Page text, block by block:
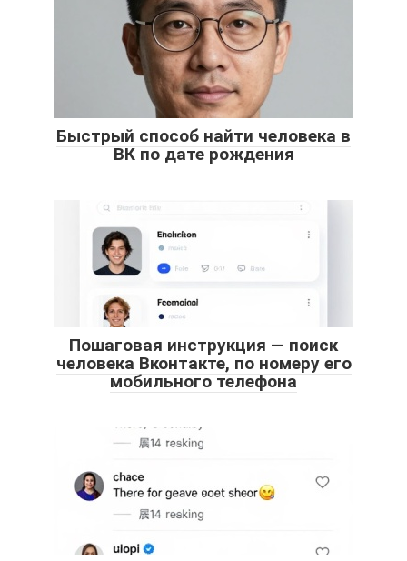
Быстрый способ найти человека в
ВК по дате рождения
Пошаговая инструкция — поиск
человека Вконтакте, по номеру его
мобильного телефона